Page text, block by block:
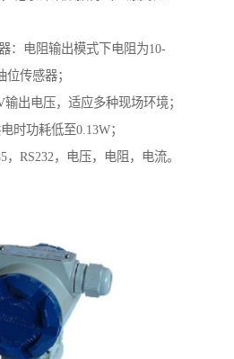
：电阻输出模式下电阻为10-
传感器；
出电压，适应多种现场环境；
时功耗低至0.13W；
RS232，电压，电阻，电流。